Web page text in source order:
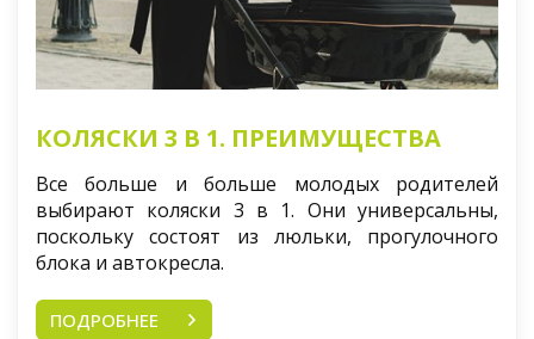
КОЛЯСКИ 3 В 1. ПРЕИМУЩЕСТВА
Все больше и больше молодых родителей
выбирают коляски 3 в 1. Они универсальны,
поскольку состоят из люльки, прогулочного
блока и автокресла.
ПОДРОБНЕЕ